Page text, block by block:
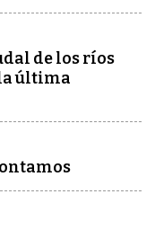
de los ríos
última